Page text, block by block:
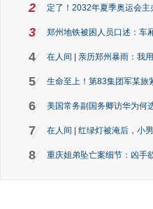
2 定了！2032年夏季奥运会
3 郑州地铁被困人员口述：车
4 在人间 | 亲历郑州暴雨：我
5 生命至上！第83集团军某旅
6 美国常务副国务卿访华为何
7 在人间 | 红绿灯被淹后，小
8 重庆姐弟坠亡案细节：凶手